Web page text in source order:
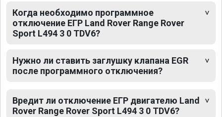
Когда необходимо программное
отключение ЕГР Land Rover Range Rover
Sport L494 3 0 TDV6?
Нужно ли ставить заглушку клапана EGR
после программного отключения?
Вредит ли отключение ЕГР двигателю Land
Rover Range Rover Sport L494 3 0 TDV6?